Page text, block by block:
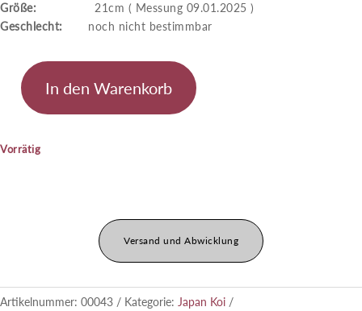
Größe: 21cm ( Messung 09.01.2025 )
Geschlecht: noch nicht bestimmbar
Doitsu
Kohaku
In den Warenkorb
Vorrätig
Versand und Abwicklung
Artikelnummer: 00043 Kategorie: Japan Koi